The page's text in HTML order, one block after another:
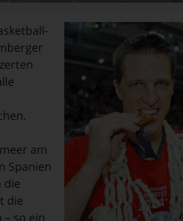
am
Spanien
die
die
– so ein